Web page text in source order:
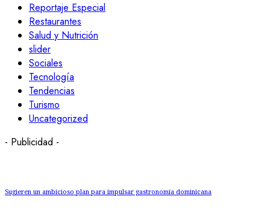
Reportaje Especial
Restaurantes
Salud y Nutrición
slider
Sociales
Tecnología
Tendencias
Turismo
Uncategorized
- Publicidad -
Sugieren un ambicioso plan para impulsar gastronomía dominicana